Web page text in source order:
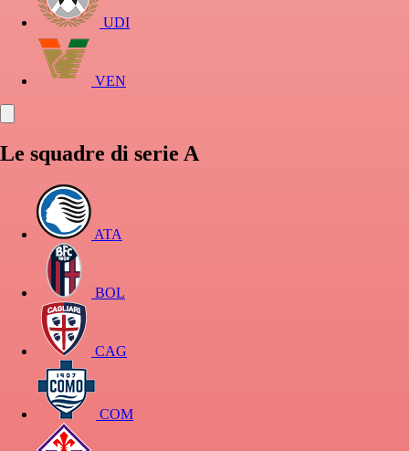
UDI
VEN
Le squadre di serie A
ATA
BOL
CAG
COM